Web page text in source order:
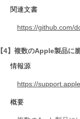
関連文書
https://github.com/
【4】複数のApple製品に
情報源
https://
概要